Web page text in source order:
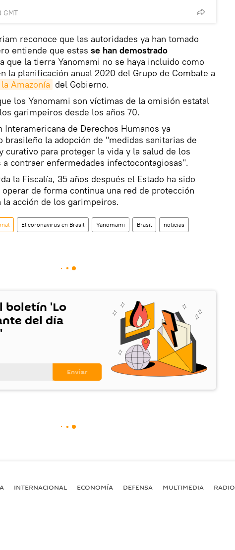
GMT
reconoce que las autoridades ya han tomado
entiende que estas se han demostrado
que la tierra Yanomami no se haya incluido como
la planificación anual 2020 del Grupo de Combate a
Amazonía del Gobierno.
los Yanomami son víctimas de la omisión estatal
garimpeiros desde los años 70.
Interamericana de Derechos Humanos ya
brasileño la adopción de "medidas sanitarias de
curativo para proteger la vida y la salud de los
a contraer enfermedades infectocontagiosas".
la Fiscalía, 35 años después el Estado ha sido
de forma continua una red de protección
acción de los garimpeiros.
El coronavirus en Brasil Yanomami Brasil noticias
boletín 'Lo
del día
INTERNACIONAL ECONOMÍA DEFENSA MULTIMEDIA RADIO